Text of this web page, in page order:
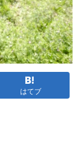
はてブ